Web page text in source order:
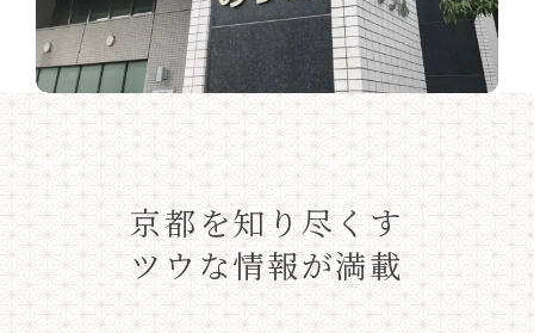
京都を知り尽くす
ツウな情報が満載